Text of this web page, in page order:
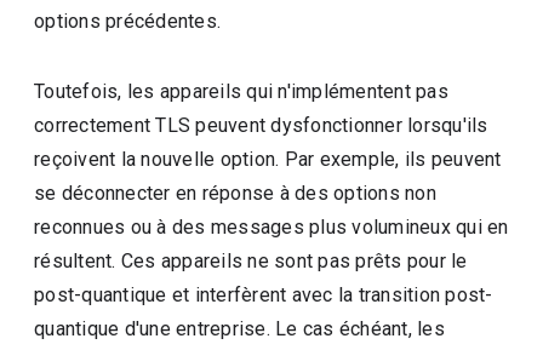
options précédentes.
Toutefois, les appareils qui n'implémentent pas
correctement TLS peuvent dysfonctionner lorsqu'ils
reçoivent la nouvelle option. Par exemple, ils peuvent
se déconnecter en réponse à des options non
reconnues ou à des messages plus volumineux qui en
résultent. Ces appareils ne sont pas prêts pour le
post-quantique et interfèrent avec la transition post-
quantique d'une entreprise. Le cas échéant, les